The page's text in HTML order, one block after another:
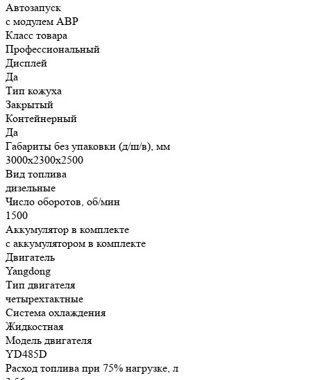
Автозапуск
с модулем АВР
Класс товара
Профессиональный
Дисплей
Да
Тип кожуха
Закрытый
Контейнерный
Да
Габариты без упаковки (д/ш/в), мм
3000х2300х2500
Вид топлива
дизельные
Число оборотов, об/мин
1500
Аккумулятор в комплекте
с аккумулятором в комплекте
Двигатель
Yangdong
Тип двигателя
четырехтактные
Система охлаждения
Жидкостная
Модель двигателя
YD485D
Расход топлива при 75% нагрузке, л